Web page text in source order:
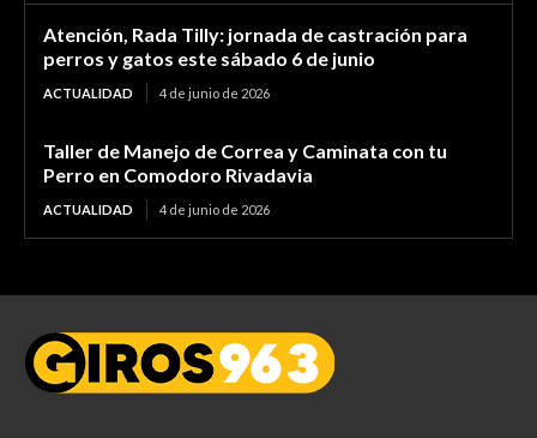
Atención, Rada Tilly: jornada de castración para
perros y gatos este sábado 6 de junio
ACTUALIDAD 4 de junio de 2026
Taller de Manejo de Correa y Caminata con tu
Perro en Comodoro Rivadavia
ACTUALIDAD 4 de junio de 2026